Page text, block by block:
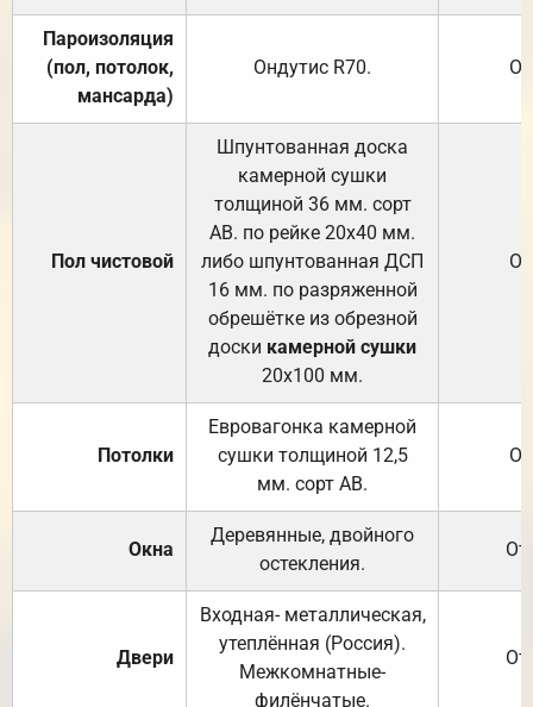
Пароизоляция
(пол, потолок,
мансарда)
Ондутис R70.
Пол чистовой
Шпунтованная доска
камерной сушки
толщиной 36 мм. сорт
АВ. по рейке 20х40 мм.
либо шпунтованная ДСП
16 мм. по разряженной
обрешётке из обрезной
доски камерной сушки
20х100 мм.
Потолки
Евровагонка камерной
сушки толщиной 12,5
мм. сорт АВ.
Окна
Деревянные, двойного
остекления.
Двери
Входная- металлическая,
утеплённая (Россия).
Межкомнатные-
филёнчатые.